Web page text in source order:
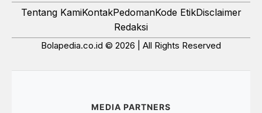
Tentang KamiKontakPedomanKode EtikDisclaimer
Redaksi
Bolapedia.co.id © 2026 | All Rights Reserved
MEDIA PARTNERS